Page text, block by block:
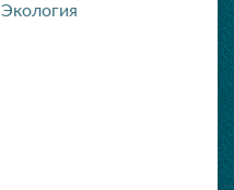
Экология